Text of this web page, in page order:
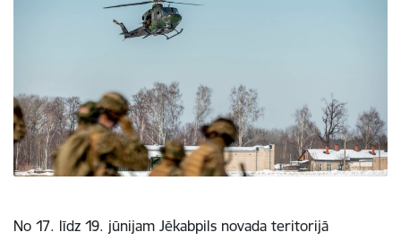
No 17. līdz 19. jūnijam Jēkabpils novada teritorijā